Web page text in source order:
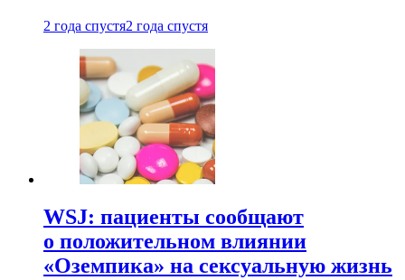
2 года спустя2 года спустя
WSJ: пациенты сообщают
о положительном влиянии
«Оземпика» на сексуальную жизнь